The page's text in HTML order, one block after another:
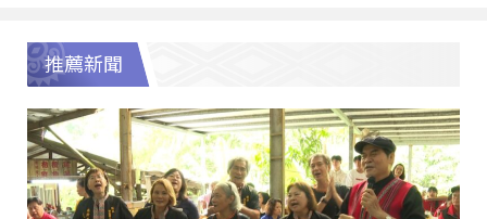
推薦新聞